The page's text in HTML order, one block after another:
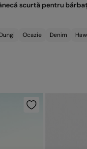
scurtă pentru
Dungi Ocazie Denim